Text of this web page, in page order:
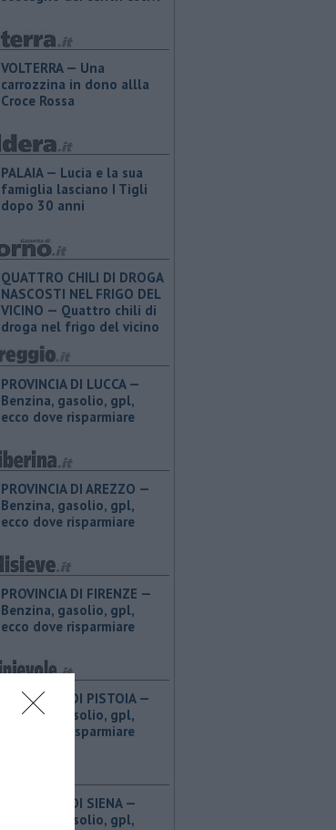
VOLTERRA — Una
carrozzina in dono allla
Croce Rossa
PALAIA — Lucia e la sua
famiglia lasciano I Tigli
dopo 30 anni
QUATTRO CHILI DI DROGA
NASCOSTI NEL FRIGO DEL
VICINO — Quattro chili di
droga nel frigo del vicino
PROVINCIA DI LUCCA — ​
Benzina, gasolio, gpl,
ecco dove risparmiare
PROVINCIA DI AREZZO — ​
Benzina, gasolio, gpl,
ecco dove risparmiare
PROVINCIA DI FIRENZE — ​
Benzina, gasolio, gpl,
ecco dove risparmiare
PROVINCIA DI PISTOIA — ​
Benzina, gasolio, gpl,
ecco dove risparmiare
PROVINCIA DI SIENA — ​
Benzina, gasolio, gpl,